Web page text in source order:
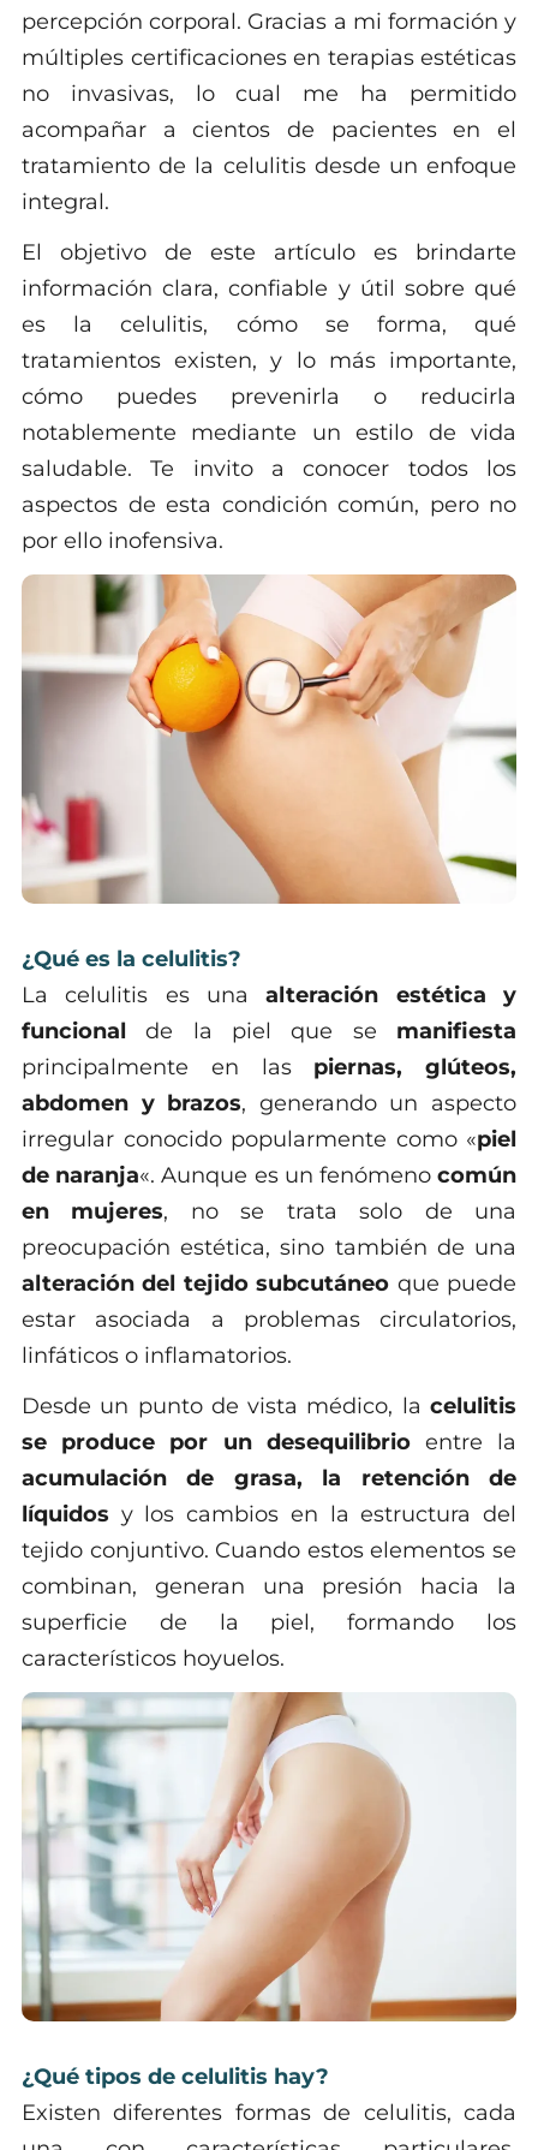
percepción corporal. Gracias a mi formación y
múltiples certificaciones en terapias estéticas
no invasivas, lo cual me ha permitido
acompañar a cientos de pacientes en el
tratamiento de la celulitis desde un enfoque
integral.
El objetivo de este artículo es brindarte
información clara, confiable y útil sobre qué
es la celulitis, cómo se forma, qué
tratamientos existen, y lo más importante,
cómo puedes prevenirla o reducirla
notablemente mediante un estilo de vida
saludable. Te invito a conocer todos los
aspectos de esta condición común, pero no
por ello inofensiva.
¿Qué es la celulitis?
La celulitis es unaalteración estética y
funcional de la piel que se manifiesta
principalmente en las piernas, glúteos,
abdomen y brazos, generando un aspecto
irregular conocido popularmente como «piel
de naranja«. Aunque es un fenómenocomún
en mujeres, no se trata solo de una
preocupación estética, sino también de una
alteración del tejido subcutáneo que puede
estar asociada a problemas circulatorios,
linfáticos o inflamatorios.
Desde un punto de vista médico, la celulitis
se produce por un desequilibrioentre la
acumulación de grasa, la retención de
líquidos y los cambios en la estructura del
tejido conjuntivo. Cuando estos elementos se
combinan, generan una presión hacia la
superficie de la piel, formando los
característicos hoyuelos.
¿Qué tipos de celulitis hay?
Existen diferentes formas de celulitis, cada